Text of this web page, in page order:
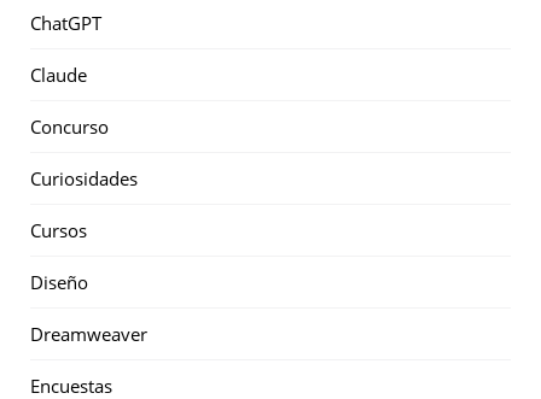
ChatGPT
Claude
Concurso
Curiosidades
Cursos
Diseño
Dreamweaver
Encuestas